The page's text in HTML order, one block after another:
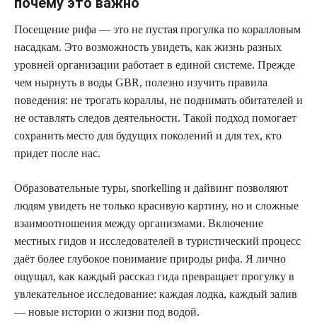
Посещение рифа — это не пустая прогулка по коралловым
насадкам. Это возможность увидеть, как жизнь разных
уровней организации работает в единой системе. Прежде
чем нырнуть в воды GBR, полезно изучить правила
поведения: не трогать кораллы, не поднимать обитателей и
не оставлять следов деятельности. Такой подход помогает
сохранить место для будущих поколений и для тех, кто
придет после нас.
Образовательные туры, snorkelling и дайвинг позволяют
людям увидеть не только красивую картину, но и сложные
взаимоотношения между организмами. Включение
местных гидов и исследователей в туристический процесс
даёт более глубокое понимание природы рифа. Я лично
ощущал, как каждый рассказ гида превращает прогулку в
увлекательное исследование: каждая лодка, каждый залив
— новые истории о жизни под водой.